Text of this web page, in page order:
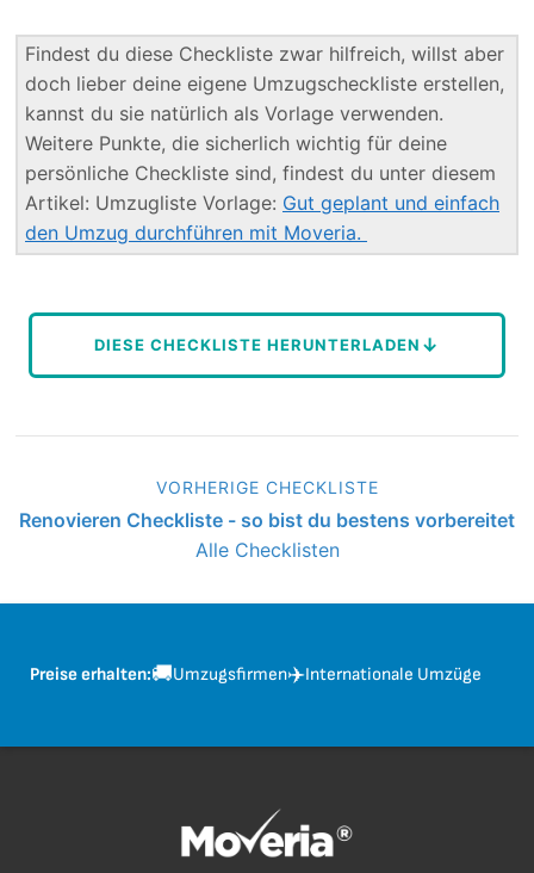
Findest du diese Checkliste zwar hilfreich, willst aber
doch lieber deine eigene Umzugscheckliste erstellen,
kannst du sie natürlich als Vorlage verwenden.
Weitere Punkte, die sicherlich wichtig für deine
persönliche Checkliste sind, findest du unter diesem
Artikel: Umzugliste Vorlage: Gut geplant und einfach
den Umzug durchführen mit Moveria.
DIESE CHECKLISTE HERUNTERLADEN ↓
VORHERIGE CHECKLISTE
Renovieren Checkliste - so bist du bestens vorbereitet
Alle Checklisten
Preise erhalten:🚚Umzugsfirmen✈️Internationale Umzüge